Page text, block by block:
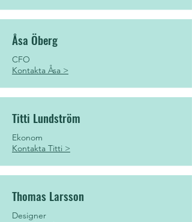
Åsa Öberg
CFO
Kontakta Åsa >
Titti Lundström
Ekonom
Kontakta Titti >
Thomas Larsson
Designer